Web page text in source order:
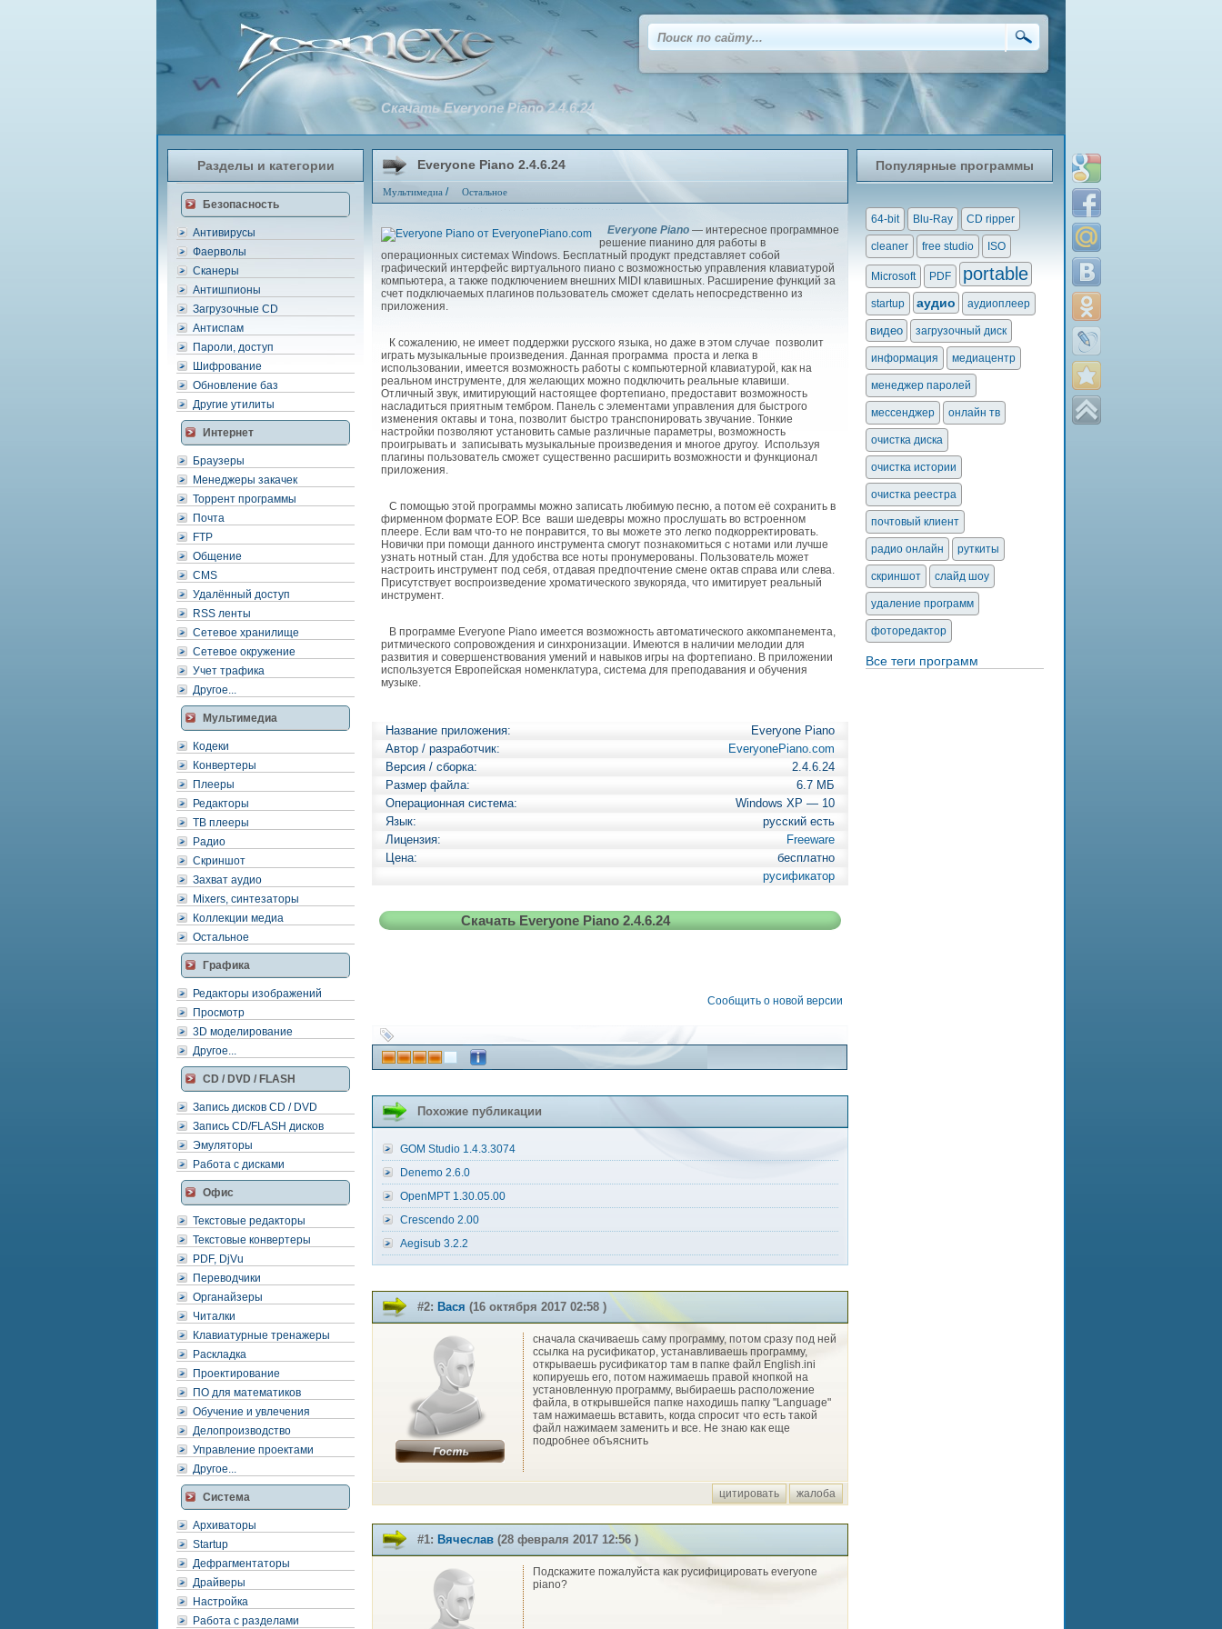
Разделы и категории
Безопасность
Антивирусы
Фаерволы
Сканеры
Антишпионы
Загрузочные CD
Антиспам
Пароли, доступ
Шифрование
Обновление баз
Другие утилиты
Интернет
Браузеры
Менеджеры закачек
Торрент программы
Почта
FTP
Общение
CMS
Удалённый доступ
RSS ленты
Сетевое хранилище
Сетевое окружение
Учет трафика
Другое...
Мультимедиа
Кодеки
Конвертеры
Плееры
Редакторы
ТВ плееры
Радио
Скриншот
Захват аудио
Mixers, синтезаторы
Коллекции медиа
Остальное
Графика
Редакторы изображений
Просмотр
3D моделирование
Другое...
CD / DVD / FLASH
Запись дисков CD / DVD
Запись CD/FLASH дисков
Эмуляторы
Работа с дисками
Офис
Текстовые редакторы
Текстовые конвертеры
PDF, DjVu
Переводчики
Органайзеры
Читалки
Клавиатурные тренажеры
Раскладка
Проектирование
ПО для математиков
Обучение и увлечения
Делопроизводство
Управление проектами
Другое...
Система
Архиваторы
Startup
Дефрагментаторы
Драйверы
Настройка
Работа с разделами
Everyone Piano 2.4.6.24
Мультимедиа / Остальное
Скачать Everyone Piano 2.4.6.24
Everyone Piano — интересное программное
решение пианино для работы в
операционных системах Windows. Бесплатный продукт представляет собой
графический интерфейс виртуального пиано с возможностью управления клавиатурой
компьютера, а также подключением внешних MIDI клавишных. Расширение функций за
счет подключаемых плагинов пользователь сможет сделать непосредственно из
приложения.
К сожалению, не имеет поддержки русского языка, но даже в этом случае позволит
играть музыкальные произведения. Данная программа проста и легка в
использовании, имеется возможность работы с компьютерной клавиатурой, как на
реальном инструменте, для желающих можно подключить реальные клавиши.
Отличный звук, имитирующий настоящее фортепиано, предоставит возможность
насладиться приятным тембром. Панель с элементами управления для быстрого
изменения октавы и тона, позволит быстро транспонировать звучание. Тонкие
настройки позволяют установить самые различные параметры, возможность
проигрывать и записывать музыкальные произведения и многое другоу. Используя
плагины пользователь сможет существенно расширить возможности и функционал
приложения.
С помощью этой программы можно записать любимую песню, а потом её сохранить в
фирменном формате EOP. Все ваши шедевры можно прослушать во встроенном
плеере. Если вам что-то не понравится, то вы можете это легко подкорректировать.
Новички при помощи данного инструмента смогут познакомиться с нотами или лучше
узнать нотный стан. Для удобства все ноты пронумерованы. Пользователь может
настроить инструмент под себя, отдавая предпочтение смене октав справа или слева.
Присутствует воспроизведение хроматического звукоряда, что имитирует реальный
инструмент.
В программе Everyone Piano имеется возможность автоматического аккомпанемента,
ритмического сопровождения и синхронизации. Имеются в наличии мелодии для
развития и совершенствования умений и навыков игры на фортепиано. В приложении
используется Европейская номенклатура, система для преподавания и обучения
музыке.
Название приложения:
Everyone Piano
Автор / разработчик:
EveryonePiano.com
Версия / сборка:
2.4.6.24
Размер файла:
6.7 МБ
Операционная система:
Windows XP — 10
Язык:
русский есть
Лицензия:
Freeware
Цена:
бесплатно
русификатор
Скачать Everyone Piano 2.4.6.24
Сообщить о новой версии
Похожие публикации
GOM Studio 1.4.3.3074
Denemo 2.6.0
OpenMPT 1.30.05.00
Crescendo 2.00
Aegisub 3.2.2
#2: Вася (16 октября 2017 02:58 )
сначала скачиваешь саму программу, потом сразу под ней
ссылка на русификатор, устанавливаешь программу,
открываешь русификатор там в папке файл English.ini
копируешь его, потом нажимаешь правой кнопкой на
установленную программу, выбираешь расположение
файла, в открывшейся папке находишь папку "Language"
там нажимаешь вставить, когда спросит что есть такой
файл нажимаем заменить и все. Не знаю как еще
подробнее объяснить
цитировать жалоба
#1: Вячеслав (28 февраля 2017 12:56 )
Подскажите пожалуйста как русифицировать everyone
piano?
Популярные программы
64-bit Blu-Ray CD ripper
cleaner free studio ISO
Microsoft PDF portable
startup аудио аудиоплеер
видео загрузочный диск
информация медиацентр
менеджер паролей
мессенджер онлайн тв
очистка диска
очистка истории
очистка реестра
почтовый клиент
радио онлайн руткиты
скриншот слайд шоу
удаление программ
фоторедактор
Все теги программ